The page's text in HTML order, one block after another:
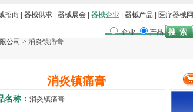
招商 器械供求 器械展会 器械企业 器械产品 医疗器械网
企业
产品
公司 > 消炎镇痛膏
消炎镇痛膏
名称： 消炎镇痛膏